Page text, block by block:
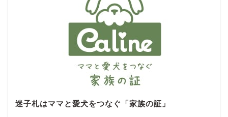
迷子札はママと愛犬をつなぐ「家族の証」